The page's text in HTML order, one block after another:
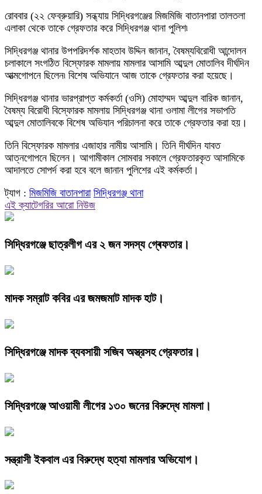
রোববার (২২ ফেব্রুয়ারি) সন্ধ্যায় সিদ্ধিরগঞ্জের মিজমিজি বাতানপারা তালতলা
এলাকা থেকে তাকে গ্রেফতার করে সিদ্ধিরগঞ্জ থানা পুলিশ৷
সিদ্ধিরগঞ্জ থানার উপপরিদর্শক মাহতাব উদ্দিন জানান, বৈষম্যবিরোধী আন্দোলন
চলাকালে সংগঠিত বিস্ফোরক মামলায় মামলার আসামি আব্দুল মোতালিব দীর্ঘদিন
আত্মগোপনে ছিলেন৷ বিশেষ অভিযানে আজ তাকে গ্রেফতার করা হয়েছে।
সিদ্ধিরগঞ্জ থানার ভারপ্রাপ্ত কর্মকর্তা (ওসি) মোহাম্মদ আব্দুল বারিক জানান,
বৈষম্য বিরোধী বিস্ফোরক মামলায় সিদ্ধিরগঞ্জ থানা ওলামা লীগের সভাপতি
আব্দুল মোতালিবকে বিশেষ অভিযান পরিচালনা করে তাকে গ্রেফতার করা হয়।
তিনি বিস্ফোরক মামলার এজাহার নামীয় আসামি। তিনি দীর্ঘদিন যাবত
আত্নগোপনে ছিলেন। আগামীকাল সোমবার সকালে গ্রেফতারকৃত আসামিকে
আদালতে সোপর্দ করা হবে বলে জানান পুলিশের এই কর্মকর্তা।
ট্যাগ : মিজমিজি বাতানপারা সিদ্ধিরগঞ্জ থানা
এই ক্যাটেগরির আরো নিউজ
সিদ্ধিরগঞ্জে ছাত্রলীগ এর ২ জন সদস্য গ্ৰেফতার।
মাদক সম্রাট কবির এর জমজমাট মাদক হাট।
সিদ্ধিরগঞ্জে মাদক ব্যবসায়ী সজিব অস্ত্রসহ গ্রেফতার।
সিদ্ধিরগঞ্জে আওয়ামী লীগের ১৩০ জনের বিরুদ্ধে মামলা।
সন্ত্রাসী ইকবাল এর বিরুদ্ধে হত্যা মামলার অভিযোগ।